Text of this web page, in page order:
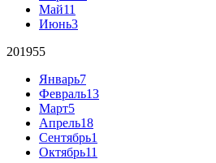
Май11
Июнь3
201955
Январь7
Февраль13
Март5
Апрель18
Сентябрь1
Октябрь11